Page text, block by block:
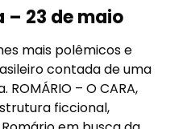
– 23 de maio
mais polêmicos e
contada de uma
– O CARA,
ficcional,